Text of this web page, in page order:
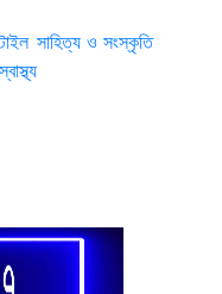
স্বাস্থ্য
সাহিত্য ও সংস্কৃতি